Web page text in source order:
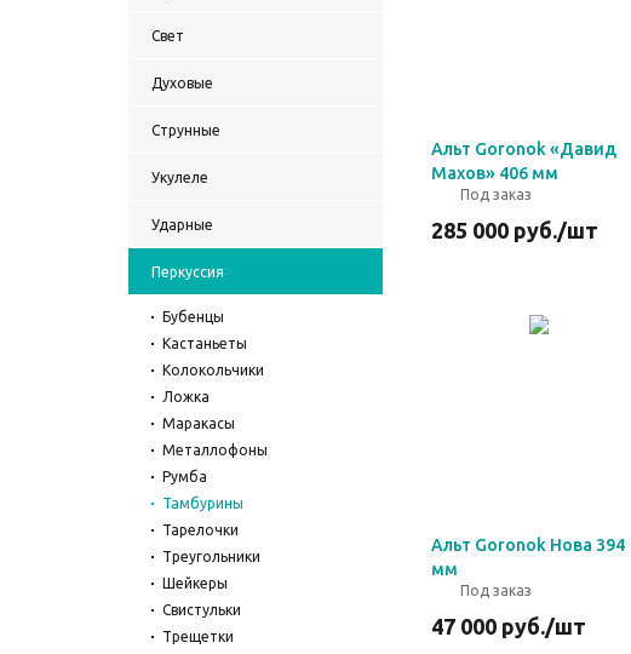
Свет
Духовые
Струнные
Укулеле
Ударные
Перкуссия
Бубенцы
Кастаньеты
Колокольчики
Ложка
Маракасы
Металлофоны
Румба
Тамбурины
Тарелочки
Треугольники
Шейкеры
Свистульки
Трещетки
Альт Goronok «Давид
Махов» 406 мм
Под заказ
285 000 руб./шт
Альт Goronok Нова 394
мм
Под заказ
47 000 руб./шт